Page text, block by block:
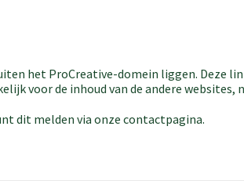
het ProCreative-domein liggen. Deze
voor de inhoud van de andere websites,
dit melden via onze contactpagina.